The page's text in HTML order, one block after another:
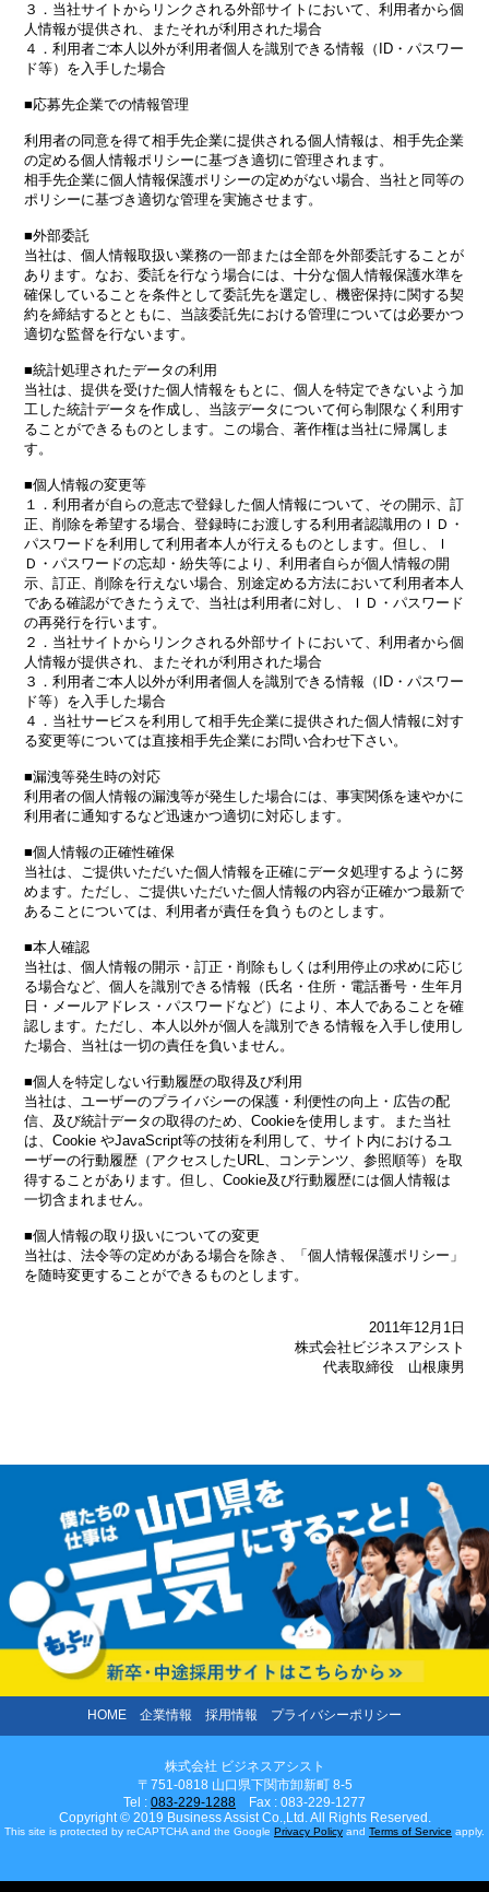
３．当社サイトからリンクされる外部サイトにおいて、利用者から個
人情報が提供され、またそれが利用された場合
４．利用者ご本人以外が利用者個人を識別できる情報（ID・パスワー
ド等）を入手した場合
■応募先企業での情報管理
利用者の同意を得て相手先企業に提供される個人情報は、相手先企業
の定める個人情報ポリシーに基づき適切に管理されます。
相手先企業に個人情報保護ポリシーの定めがない場合、当社と同等の
ポリシーに基づき適切な管理を実施させます。
■外部委託
当社は、個人情報取扱い業務の一部または全部を外部委託することが
あります。なお、委託を行なう場合には、十分な個人情報保護水準を
確保していることを条件として委託先を選定し、機密保持に関する契
約を締結するとともに、当該委託先における管理については必要かつ
適切な監督を行ないます。
■統計処理されたデータの利用
当社は、提供を受けた個人情報をもとに、個人を特定できないよう加
工した統計データを作成し、当該データについて何ら制限なく利用す
ることができるものとします。この場合、著作権は当社に帰属しま
す。
■個人情報の変更等
１．利用者が自らの意志で登録した個人情報について、その開示、訂
正、削除を希望する場合、登録時にお渡しする利用者認識用のＩＤ・
パスワードを利用して利用者本人が行えるものとします。但し、Ｉ
Ｄ・パスワードの忘却・紛失等により、利用者自らが個人情報の開
示、訂正、削除を行えない場合、別途定める方法において利用者本人
である確認ができたうえで、当社は利用者に対し、ＩＤ・パスワード
の再発行を行います。
２．当社サイトからリンクされる外部サイトにおいて、利用者から個
人情報が提供され、またそれが利用された場合
３．利用者ご本人以外が利用者個人を識別できる情報（ID・パスワー
ド等）を入手した場合
４．当社サービスを利用して相手先企業に提供された個人情報に対す
る変更等については直接相手先企業にお問い合わせ下さい。
■漏洩等発生時の対応
利用者の個人情報の漏洩等が発生した場合には、事実関係を速やかに
利用者に通知するなど迅速かつ適切に対応します。
■個人情報の正確性確保
当社は、ご提供いただいた個人情報を正確にデータ処理するように努
めます。ただし、ご提供いただいた個人情報の内容が正確かつ最新で
あることについては、利用者が責任を負うものとします。
■本人確認
当社は、個人情報の開示・訂正・削除もしくは利用停止の求めに応じ
る場合など、個人を識別できる情報（氏名・住所・電話番号・生年月
日・メールアドレス・パスワードなど）により、本人であることを確
認します。ただし、本人以外が個人を識別できる情報を入手し使用し
た場合、当社は一切の責任を負いません。
■個人を特定しない行動履歴の取得及び利用
当社は、ユーザーのプライバシーの保護・利便性の向上・広告の配
信、及び統計データの取得のため、Cookieを使用します。また当社
は、Cookie やJavaScript等の技術を利用して、サイト内におけるユ
ーザーの行動履歴（アクセスしたURL、コンテンツ、参照順等）を取
得することがあります。但し、Cookie及び行動履歴には個人情報は
一切含まれません。
■個人情報の取り扱いについての変更
当社は、法令等の定めがある場合を除き、「個人情報保護ポリシー」
を随時変更することができるものとします。
2011年12月1日
株式会社ビジネスアシスト
代表取締役 山根康男
HOME 企業情報 採用情報 プライバシーポリシー
株式会社 ビジネスアシスト
〒751-0818 山口県下関市卸新町 8-5
Tel : 083-229-1288 Fax : 083-229-1277
Copyright © 2019 Business Assist Co.,Ltd. All Rights Reserved.
This site is protected by reCAPTCHA and the Google Privacy Policy and Terms of Service apply.